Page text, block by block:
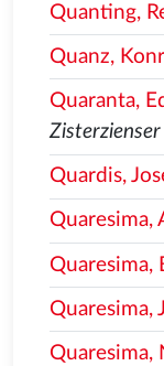
Quanting,
Quanz,
Quaranta,
Zisterzienser
Quardis,
Quaresima,
Quaresima,
Quaresima,
Quaresima,